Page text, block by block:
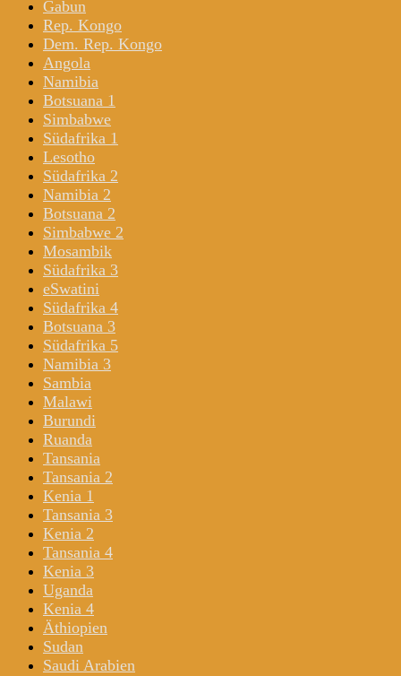
Gabun
Rep. Kongo
Dem. Rep. Kongo
Angola
Namibia
Botsuana 1
Simbabwe
Südafrika 1
Lesotho
Südafrika 2
Namibia 2
Botsuana 2
Simbabwe 2
Mosambik
Südafrika 3
eSwatini
Südafrika 4
Botsuana 3
Südafrika 5
Namibia 3
Sambia
Malawi
Burundi
Ruanda
Tansania
Tansania 2
Kenia 1
Tansania 3
Kenia 2
Tansania 4
Kenia 3
Uganda
Kenia 4
Äthiopien
Sudan
Saudi Arabien